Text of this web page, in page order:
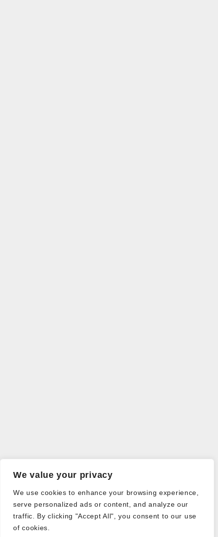
We value your privacy
We use cookies to enhance your browsing experience,
serve personalized ads or content, and analyze our
traffic. By clicking "Accept All", you consent to our use
of cookies.